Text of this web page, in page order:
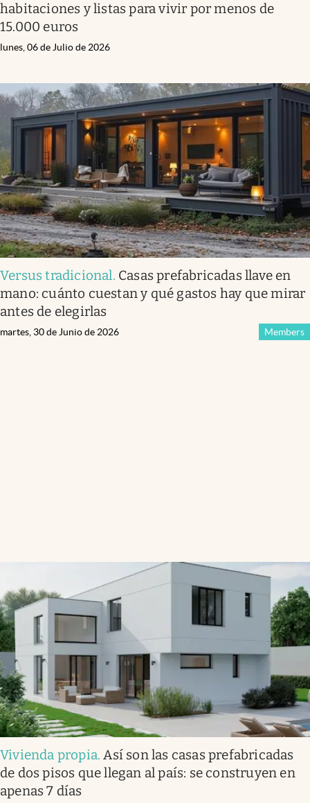
habitaciones y listas para vivir por menos de
15.000 euros
lunes, 06 de Julio de 2026
Versus tradicional. Casas prefabricadas llave en
mano: cuánto cuestan y qué gastos hay que mirar
antes de elegirlas
Members
martes, 30 de Junio de 2026
Vivienda propia.Así son las casas prefabricadas
de dos pisos que llegan al país: se construyen en
apenas 7 días